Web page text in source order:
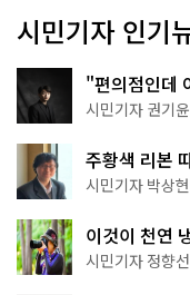
시민기자 인기
"편의점인데
한 편의점의 정
시민기자 권기윤
주황색 리본
서울둘레길 15
시민기자 박상현
이것이 천연
나볼까
시민기자 정향선